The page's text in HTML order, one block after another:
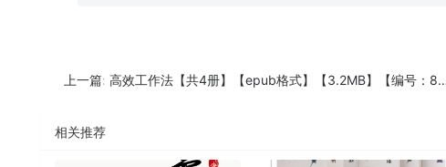
上一篇: 高效工作法【共4册】【epub格式】【3.2MB】【编号：869608】
相关推荐